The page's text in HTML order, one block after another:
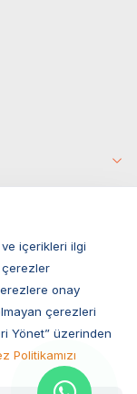
içerikleri ilgi
çerezler
onay
çerezleri
Yönet” üzerinden
Politikamızı